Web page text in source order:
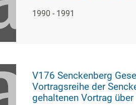
1990 - 1991
V176 Senckenberg Gesellschaft für
Vortragsreihe der
gehaltenen Vortrag